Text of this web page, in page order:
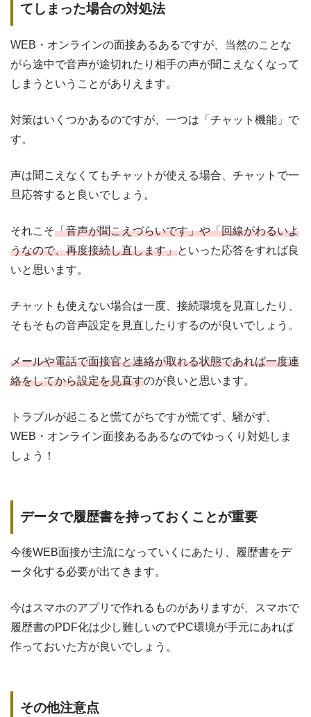
てしまった場合の対処法
WEB・オンラインの面接あるあるですが、当然のことな
がら途中で音声が途切れたり相手の声が聞こえなくなって
しまうということがありえます。
対策はいくつかあるのですが、一つは「チャット機能」で
す。
声は聞こえなくてもチャットが使える場合、チャットで一
旦応答すると良いでしょう。
それこそ「音声が聞こえづらいです」や「回線がわるいよ
うなので、再度接続し直します」といった応答をすれば良
いと思います。
チャットも使えない場合は一度、接続環境を見直したり、
そもそもの音声設定を見直したりするのが良いでしょう。
メールや電話で面接官と連絡が取れる状態であれば一度連
絡をしてから設定を見直すのが良いと思います。
トラブルが起こると慌てがちですが慌てず、騒がず、
WEB・オンライン面接あるあるなのでゆっくり対処しま
しょう！
データで履歴書を持っておくことが重要
今後WEB面接が主流になっていくにあたり、履歴書をデ
ータ化する必要が出てきます。
今はスマホのアプリで作れるものがありますが、スマホで
履歴書のPDF化は少し難しいのでPC環境が手元にあれば
作っておいた方が良いでしょう。
その他注意点